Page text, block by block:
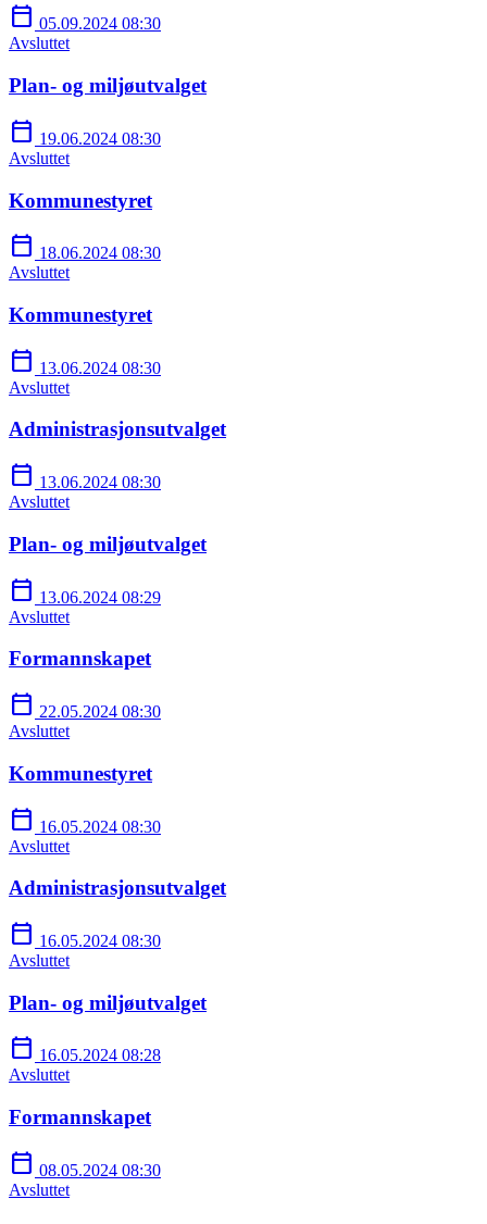
calendar_today 05.09.2024 08:30
Avsluttet
Plan- og miljøutvalget
calendar_today 19.06.2024 08:30
Avsluttet
Kommunestyret
calendar_today 18.06.2024 08:30
Avsluttet
Kommunestyret
calendar_today 13.06.2024 08:30
Avsluttet
Administrasjonsutvalget
calendar_today 13.06.2024 08:30
Avsluttet
Plan- og miljøutvalget
calendar_today 13.06.2024 08:29
Avsluttet
Formannskapet
calendar_today 22.05.2024 08:30
Avsluttet
Kommunestyret
calendar_today 16.05.2024 08:30
Avsluttet
Administrasjonsutvalget
calendar_today 16.05.2024 08:30
Avsluttet
Plan- og miljøutvalget
calendar_today 16.05.2024 08:28
Avsluttet
Formannskapet
calendar_today 08.05.2024 08:30
Avsluttet